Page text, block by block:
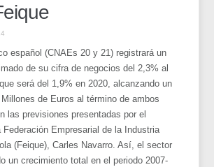
español (CNAEs 20 y 21) registrará un
de su cifra de negocios del 2,3% al
será del 1,9% en 2020, alcanzando un
de Euros al término de ambos
las previsiones presentadas por el
Federación Empresarial de la Industria
(Feique), Carles Navarro. Así, el sector
un crecimiento total en el periodo 2007-